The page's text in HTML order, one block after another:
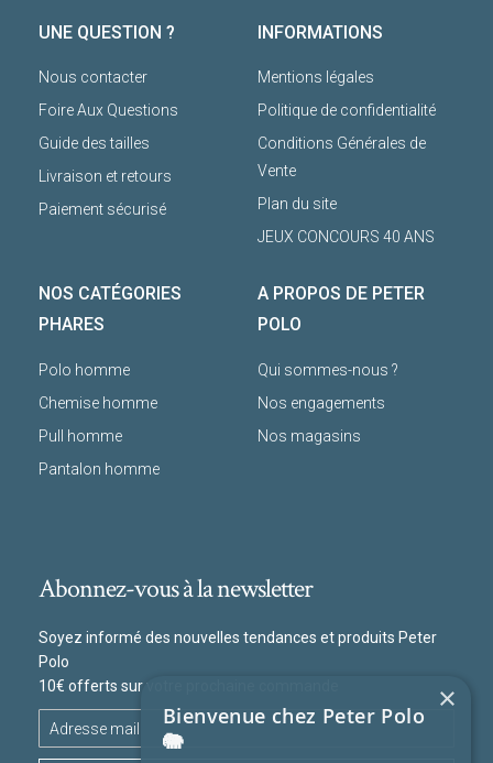
UNE QUESTION ?
Nous contacter
Foire Aux Questions
Guide des tailles
Livraison et retours
Paiement sécurisé
INFORMATIONS
Mentions légales
Politique de confidentialité
Conditions Générales de
Vente
Plan du site
JEUX CONCOURS 40 ANS
NOS CATÉGORIES
PHARES
Polo homme
Chemise homme
Pull homme
Pantalon homme
A PROPOS DE PETER
POLO
Qui sommes-nous ?
Nos engagements
Nos magasins
Abonnez-vous à la newsletter
Soyez informé des nouvelles tendances et produits Peter
Polo
10€ offerts sur votre prochaine commande
×
Bienvenue chez Peter Polo
🐘